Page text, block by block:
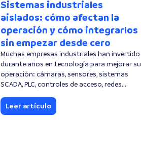
Sistemas industriales
aislados: cómo afectan la
operación y cómo integrarlos
sin empezar desde cero
Muchas empresas industriales han invertido
durante años en tecnología para mejorar su
operación: cámaras, sensores, sistemas
SCADA, PLC, controles de acceso, redes...
Leer artículo